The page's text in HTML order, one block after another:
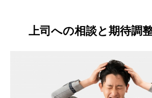
上司への相談と期待調